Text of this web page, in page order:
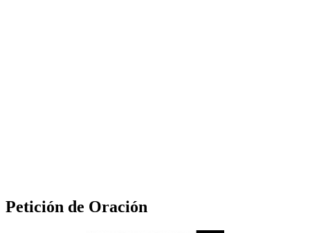
Petición de Oración